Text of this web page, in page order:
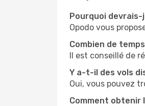
Pourquoi devrais-
Opodo vous
Combien de
Il est conseillé de
Y a-t-il des vols
Oui, vous pouvez
Comment obtenir